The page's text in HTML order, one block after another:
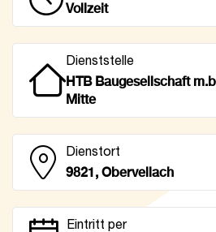
Vollzeit
Dienststelle
HTB Baugesellschaft
Mitte
Dienstort
9821, Obervellach
Eintritt per